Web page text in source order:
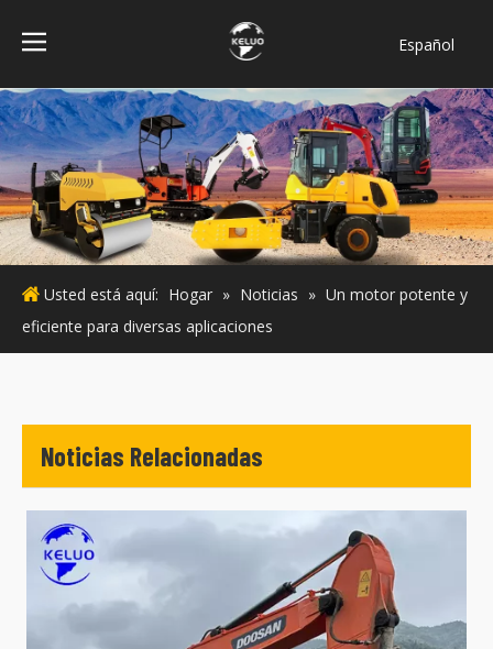
Español
Bahasa
indonesia
Türk dili
ไทย
Italiano
Deutsch
Português
Usted está aquí: Hogar » Noticias » Un motor potente y
eficiente para diversas aplicaciones
Noticias Relacionadas